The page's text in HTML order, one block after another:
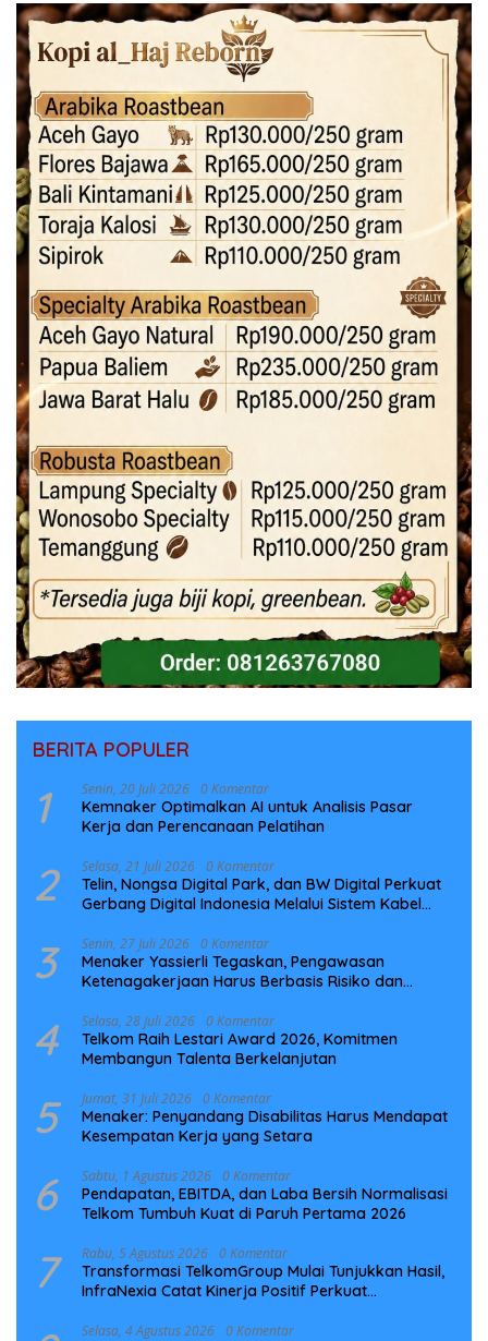
BERITA POPULER
1 Senin, 20 Juli 2026 0 Komentar
Kemnaker Optimalkan AI untuk Analisis Pasar
Kerja dan Perencanaan Pelatihan
2 Selasa, 21 Juli 2026 0 Komentar
Telin, Nongsa Digital Park, dan BW Digital Perkuat
Gerbang Digital Indonesia Melalui Sistem Kabel
3 Senin, 27 Juli 2026 0 Komentar
Menaker Yassierli Tegaskan, Pengawasan
Ketenagakerjaan Harus Berbasis Risiko dan
4 Selasa, 28 Juli 2026 0 Komentar
Telkom Raih Lestari Award 2026, Komitmen
Membangun Talenta Berkelanjutan
5 Jumat, 31 Juli 2026 0 Komentar
Menaker: Penyandang Disabilitas Harus Mendapat
Kesempatan Kerja yang Setara
6 Sabtu, 1 Agustus 2026 0 Komentar
Pendapatan, EBITDA, dan Laba Bersih Normalisasi
Telkom Tumbuh Kuat di Paruh Pertama 2026
7 Rabu, 5 Agustus 2026 0 Komentar
Transformasi TelkomGroup Mulai Tunjukkan Hasil,
InfraNexia Catat Kinerja Positif Perkuat
Selasa, 4 Agustus 2026 0 Komentar